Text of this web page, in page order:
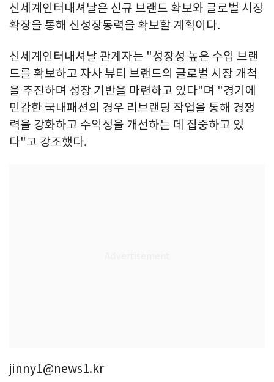
신세계인터내셔날은 신규 브랜드 확보와 글로벌 시장
확장을 통해 신성장동력을 확보할 계획이다.
신세계인터내셔날 관계자는 "성장성 높은 수입 브랜
드를 확보하고 자사 뷰티 브랜드의 글로벌 시장 개척
을 추진하며 성장 기반을 마련하고 있다"며 "경기에
민감한 국내패션의 경우 리브랜딩 작업을 통해 경쟁
력을 강화하고 수익성을 개선하는 데 집중하고 있
다"고 강조했다.
jinny1@news1.kr